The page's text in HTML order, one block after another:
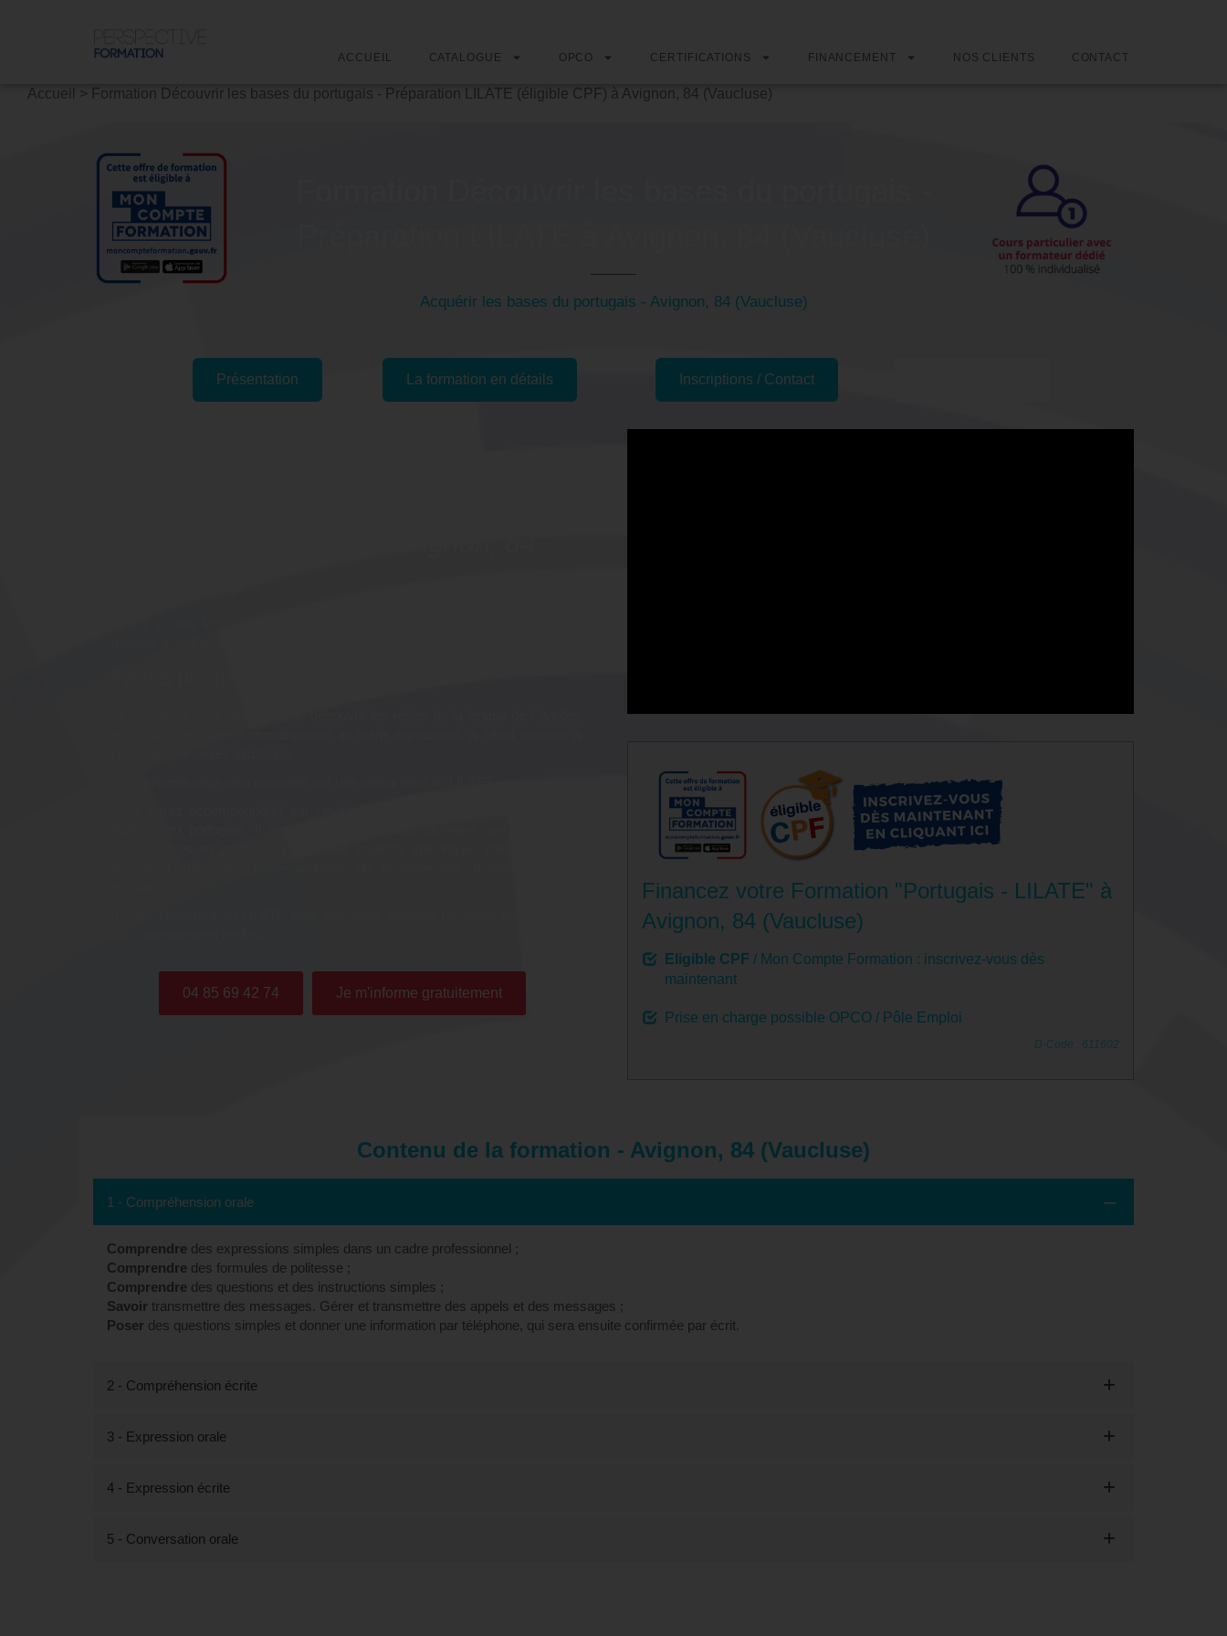
ACCUEIL CATALOGUE OPCO CERTIFICATIONS FINANCEMENT NOS CLIENTS CONTACT
Accueil > Formation Découvrir les bases du portugais - Préparation LILATE (éligible CPF) à Avignon, 84 (Vaucluse)
Acquérir les bases du portugais - Avignon, 84 (Vaucluse)
Présentation La formation en détails Inscriptions / Contact
04 85 69 42 74 Je m'informe gratuitement
Financez votre Formation "Portugais - LILATE" à
Avignon, 84 (Vaucluse)
Eligible CPF / Mon Compte Formation : inscrivez-vous dès
maintenant
Prise en charge possible OPCO / Pôle Emploi
D-Code : 611602
Contenu de la formation - Avignon, 84 (Vaucluse)
1 - Compréhension orale
Comprendre des expressions simples dans un cadre professionnel ;
Comprendre des formules de politesse ;
Comprendre des questions et des instructions simples ;
Savoir transmettre des messages. Gérer et transmettre des appels et des messages ;
Poser des questions simples et donner une information par téléphone, qui sera ensuite confirmée par écrit.
2 - Compréhension écrite
3 - Expression orale
4 - Expression écrite
5 - Conversation orale